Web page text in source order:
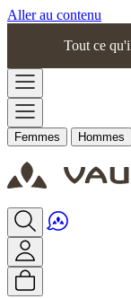
Aller au contenu
Tout ce
Femmes Hommes